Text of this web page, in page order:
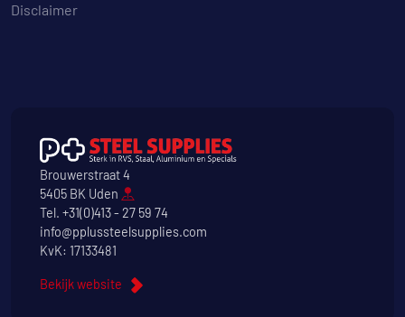
Disclaimer
Brouwerstraat 4
5405 BK Uden
Tel. +31(0)413 - 27 59 74
info@pplussteelsupplies.com
KvK: 17133481
Bekijk website